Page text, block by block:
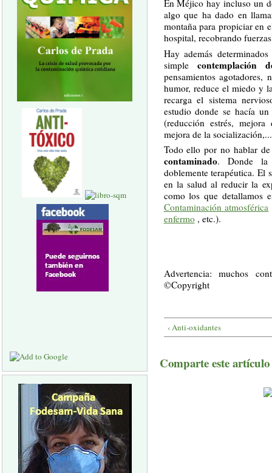
En Méjico hay incluso un
algo que ha dado en
montaña para propiciar en
hospital, recobrando
Hay además
simple contemplación
pensamientos agotadores,
humor, reduce el miedo y
recarga el sistema
estudio donde se hacía
(reducción estrés,
mejora de la
Todo ello por no hablar
contaminado. Donde la
doblemente terapéutica. El
en la salud al reducir la
como los que detallamos
Contaminación atmosférica
enfermo, etc.).
Advertencia: muchos
©Copyright
‹ Anti-oxidantes
Comparte este artículo